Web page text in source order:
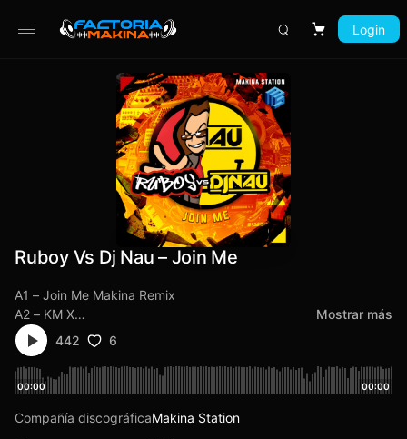
Carrito
Login
Ruboy Vs Dj Nau – Join Me
A1 – Join Me Makina Remix
A2 – KM X
B1 – Hyperbase 2025
B2 – DA.Ga. Vs Dj Nau – Energize
Mostrar más
442
6
00:00 00:00
Compañía discográficaMakina Station